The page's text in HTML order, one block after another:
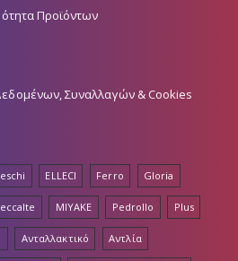
Προϊόντων
Συναλλαγών & Cookies
ELLECI Ferro Gloria
MIYAKE Pedrollo Plus
Ανταλλακτικό Αντλία